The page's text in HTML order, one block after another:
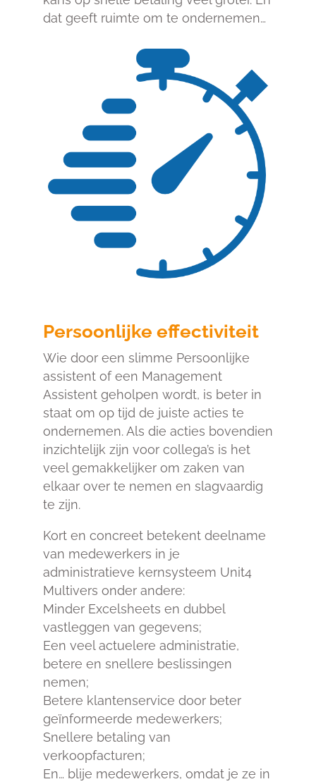
dat geeft ruimte om te ondernemen…
Persoonlijke effectiviteit
Wie door een slimme Persoonlijke
assistent of een Management
Assistent geholpen wordt, is beter in
staat om op tijd de juiste acties te
ondernemen. Als die acties bovendien
inzichtelijk zijn voor collega’s is het
veel gemakkelijker om zaken van
elkaar over te nemen en slagvaardig
te zijn.
Kort en concreet betekent deelname
van medewerkers in je
administratieve kernsysteem Unit4
Multivers onder andere:
Minder Excelsheets en dubbel
vastleggen van gegevens;
Een veel actuelere administratie,
betere en snellere beslissingen
nemen;
Betere klantenservice door beter
geïnformeerde medewerkers;
Snellere betaling van
verkoopfacturen;
En… blije medewerkers, omdat je ze in